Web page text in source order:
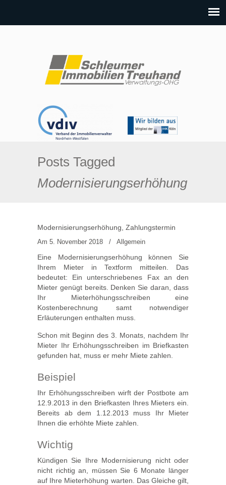
Posts Tagged
Modernisierungserhöhung
Modernisierungserhöhung, Zahlungstermin
Am 5. November 2018 / Allgemein
Eine Modernisierungserhöhung können Sie
Ihrem Mieter in Textform mitteilen. Das
bedeutet: Ein unterschriebenes Fax an den
Mieter genügt bereits. Denken Sie daran, dass
Ihr Mieterhöhungsschreiben eine
Kostenberechnung samt notwendiger
Erläuterungen enthalten muss.
Schon mit Beginn des 3. Monats, nachdem Ihr
Mieter Ihr Erhöhungsschreiben im Briefkasten
gefunden hat, muss er mehr Miete zahlen.
Beispiel
Ihr Erhöhungsschreiben wirft der Postbote am
12.9.2013 in den Briefkasten Ihres Mieters ein.
Bereits ab dem 1.12.2013 muss Ihr Mieter
Ihnen die erhöhte Miete zahlen.
Wichtig
Kündigen Sie Ihre Modernisierung nicht oder
nicht richtig an, müssen Sie 6 Monate länger
auf Ihre Mieterhöhung warten. Das Gleiche gilt,